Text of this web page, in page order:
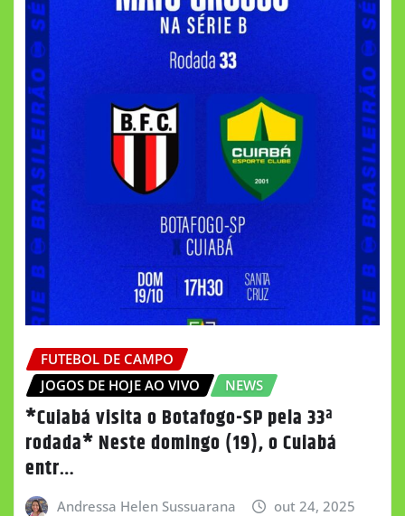
FUTEBOL DE CAMPO
JOGOS DE HOJE AO VIVO
NEWS
*Cuiabá visita o Botafogo-SP pela 33ª
rodada* Neste domingo (19), o Cuiabá
entr…
Andressa Helen Sussuarana out 24, 2025